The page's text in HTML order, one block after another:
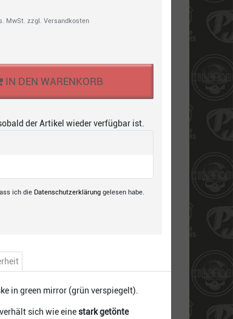
MwSt. zzgl. Versandkosten
IN DEN WARENKORB
der Artikel wieder verfügbar ist.
ich die Daten­schutz­erklärunggelesen habe.
in green mirror (grün verspiegelt).
sich wie einestark getönte